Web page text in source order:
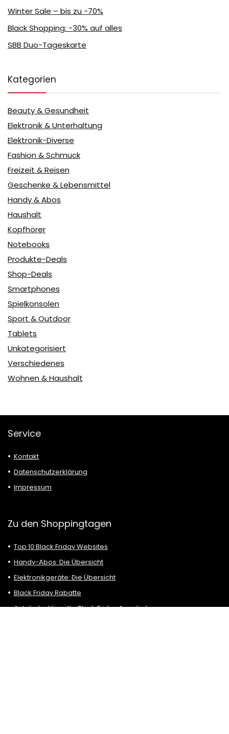
Winter Sale – bis zu -70%
Black Shopping: -30% auf alles
SBB Duo-Tageskarte
Kategorien
Beauty & Gesundheit
Elektronik & Unterhaltung
Elektronik-Diverse
Fashion & Schmuck
Freizeit & Reisen
Geschenke & Lebensmittel
Handy & Abos
Haushalt
Kopfhörer
Notebooks
Produkte-Deals
Shop-Deals
Smartphones
Spielkonsolen
Sport & Outdoor
Tablets
Unkategorisiert
Verschiedenes
Wohnen & Haushalt
Service
Kontakt
Datenschutzerklärung
Impressum
Zu den Shoppingtagen
Top 10 Black Friday Websites
Handy-Abos: Die Übersicht
Elektronikgeräte: Die Übersicht
Black Friday Rabatte
Autobahn Vignette Black Friday Angebote